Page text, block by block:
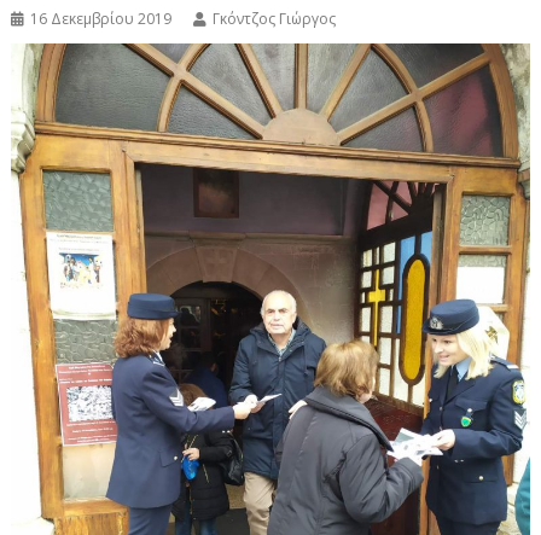
16 Δεκεμβρίου 2019 Γκόντζος Γιώργος